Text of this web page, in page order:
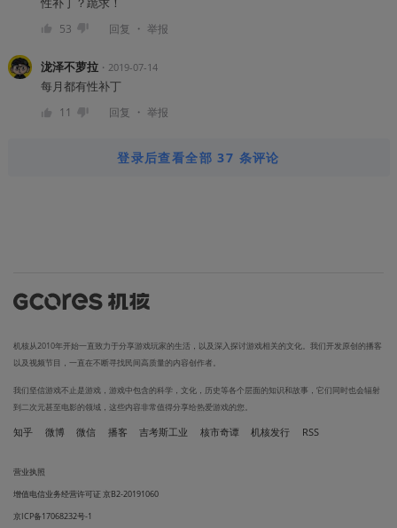
53 回复 ・ 举报
泷泽不萝拉・ 2019-07-14
每月都有性补丁
11 回复 ・ 举报
登录后查看全部 37 条评论
机核从2010年开始一直致力于分享游戏玩家的生活，以及深入探讨游戏相关的文化。我们开发原创的播客
以及视频节目，一直在不断寻找民间高质量的内容创作者。
我们坚信游戏不止是游戏，游戏中包含的科学，文化，历史等各个层面的知识和故事，它们同时也会辐射
到二次元甚至电影的领域，这些内容非常值得分享给热爱游戏的您。
知乎 微博 微信 播客 吉考斯工业 核市奇谭 机核发行 RSS
营业执照
增值电信业务经营许可证 京B2-20191060
京ICP备17068232号-1